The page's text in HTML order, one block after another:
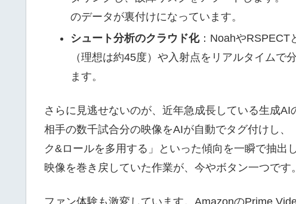
のデータが裏付けになっています。
シュート分析のクラウド化：NoahやRSPECT
（理想は約45度）や入射点をリアルタイム
ます。
さらに見逃せないのが、近年急成長している生成
相手の数千試合分の映像をAIが自動でタグ付けし
ク&ロールを多用する」といった傾向を一瞬で抽出
映像を巻き戻していた作業が、今やボタン一つです。